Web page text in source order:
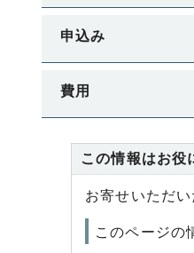
申込み
費用
この情報はお役
お寄せいただ
このページの